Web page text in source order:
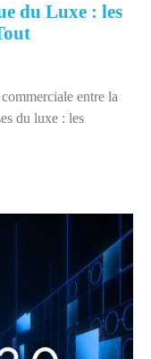
du Luxe : les
entre la
du luxe : les